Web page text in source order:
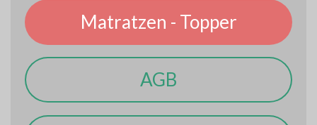
Matratzen - Topper
AGB